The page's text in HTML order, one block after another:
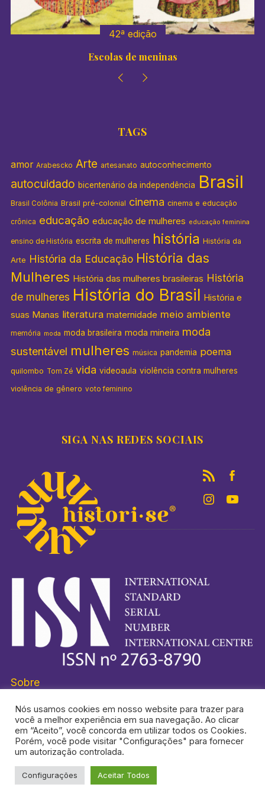
42ª edição
Escolas de meninas
TAGS
amor Arabescko Arte artesanato autoconhecimento
autocuidado bicentenário da independência Brasil
Brasil Colônia Brasil pré-colonial cinema cinema e educação
crônica educação educação de mulheres educação feminina
ensino de História escrita de mulheres história História da
Arte História da Educação História das
Mulheres História das mulheres brasileiras História
de mulheres História do Brasil História e
suas Manas literatura maternidade meio ambiente
memória moda moda brasileira moda mineira moda
sustentável mulheres música pandemia poema
quilombo Tom Zé vida videoaula violência contra mulheres
violência de gênero voto feminino
SIGA NAS REDES SOCIAIS
Sobre
HISTORI-SE® É UMA MARCA REGISTRADA.
TOPO DA PÁGINA
Nós usamos cookies em nosso website para trazer para
você a melhor experiência em sua navegação. Ao clicar
em “Aceito”, você concorda em utilizar todos os Cookies.
Porém, você pode visitar "Configurações" para fornecer
um autorização controlada.
Configurações Aceitar Todos